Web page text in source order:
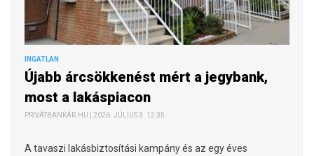
INGATLAN
Újabb árcsökkenést mért a jegybank,
most a lakáspiacon
PRIVÁTBANKÁR.HU | 2026. JÚLIUS 3. 12:35
A tavaszi lakásbiztosítási kampány és az egy éves